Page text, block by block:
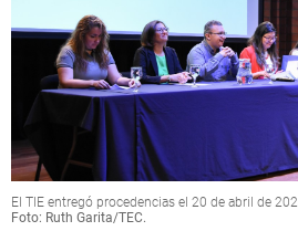
El TIE entregó procedencias el 20 de abril de
Foto: Ruth Garita/TEC.